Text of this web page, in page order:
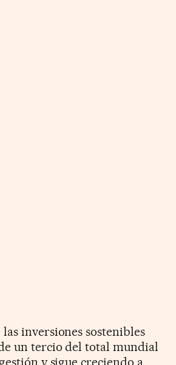
inversiones sostenibles
un tercio del total mundial
y sigue creciendo a